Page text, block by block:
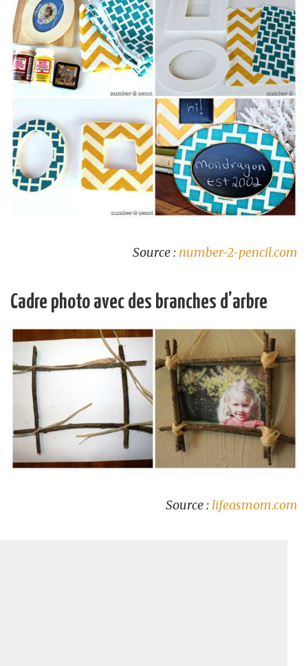
Source : number-2-pencil.com
Cadre photo avec des branches d’arbre
Source : lifeasmom.com